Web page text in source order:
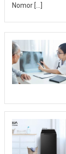
Nomor […]